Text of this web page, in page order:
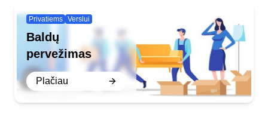
Privatiems Verslui
Baldų
pervežimas
Plačiau